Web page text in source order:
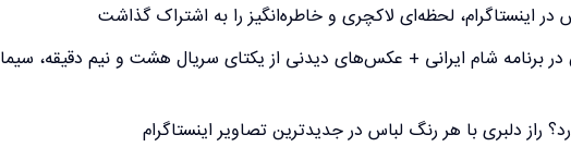
لحظه‌ای لاکچری و خاطره‌انگیز را به اشتراک گذاشت
در برنامه شام ایرانی + عکس‌های دیدنی از یکتای سریال هشت و نیم دقیقه، سیما
دلبری با هر رنگ لباس در جدیدترین تصاویر اینستاگرام